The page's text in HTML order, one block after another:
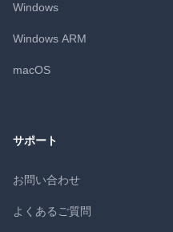
Windows
Windows ARM
macOS
サポート
お問い合わせ
よくあるご質問